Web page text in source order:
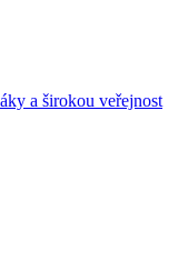
a širokou veřejnost